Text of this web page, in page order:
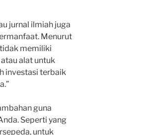
jurnal ilmiah juga
Menurut
tidak memiliki
alat untuk
investasi terbaik
guna
Seperti yang
untuk